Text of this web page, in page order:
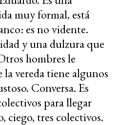
muy formal, está
es no vidente.
y una dulzura que
hombres le
vereda tiene algunos
Conversa. Es
para llegar
ciego, tres colectivos.